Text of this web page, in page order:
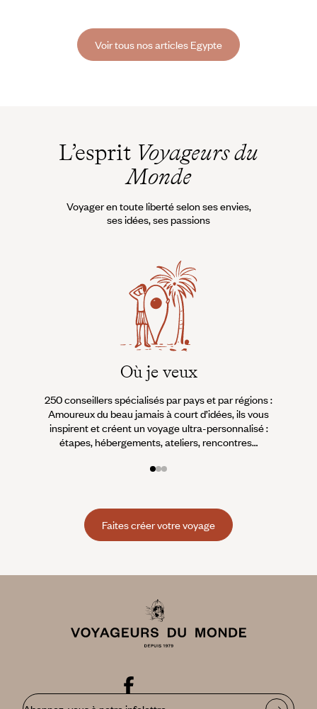
égyptiens ont finalement opté pour une ouverture par étapes
Voir tous nos articles Egypte
L’esprit Voyageurs du
Monde
Voyager en toute liberté selon ses envies,
ses idées, ses passions
Où je veux
250 conseillers spécialisés par pays et par régions :
Amoureux du beau jamais à court d’idées, ils vous
inspirent et créent un voyage ultra-personnalisé :
étapes, hébergements, ateliers, rencontres…
Faites créer votre voyage